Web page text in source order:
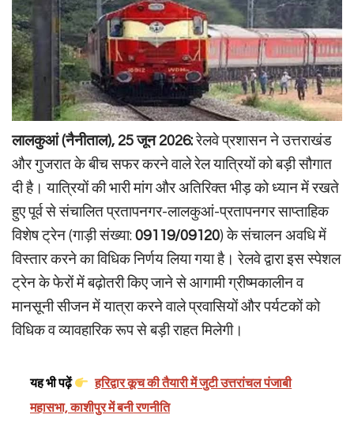
लालकुआं (नैनीताल), 25 जून 2026:रेलवे प्रशासन ने उत्तराखंड
और गुजरात के बीच सफर करने वाले रेल यात्रियों को बड़ी सौगात
दी है। यात्रियों की भारी मांग और अतिरिक्त भीड़ को ध्यान में रखते
हुए पूर्व से संचालित प्रतापनगर-लालकुआं-प्रतापनगर साप्ताहिक
विशेष ट्रेन (गाड़ी संख्या: 09119/09120) के संचालन अवधि में
विस्तार करने का विधिक निर्णय लिया गया है। रेलवे द्वारा इस स्पेशल
ट्रेन के फेरों में बढ़ोतरी किए जाने से आगामी ग्रीष्मकालीन व
मानसूनी सीजन में यात्रा करने वाले प्रवासियों और पर्यटकों को
विधिक व व्यावहारिक रूप से बड़ी राहत मिलेगी।
यह भी पढ़ें
हरिद्वार कूच की तैयारी में जुटी उत्तरांचल पंजाबी
महासभा, काशीपुर में बनी रणनीति